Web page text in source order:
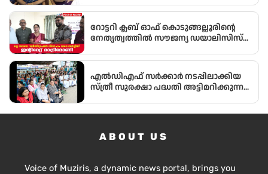
റോട്ടറി ക്ലബ് ഓഫ് കൊടുങ്ങല്ലൂരിന്റെ
നേതൃത്വത്തിൽ സൗജന്യ ഡയാലിസിസ്
എൽഡിഎഫ് സർക്കാർ നടപ്പിലാക്കിയ
സ്ത്രീ സുരക്ഷാ പദ്ധതി അട്ടിമറിക്കുന്ന
നേതൃത്വത്തിൽ സ്ത്രീ സുരക്ഷാ സംഗമം
നടത്തി.
ABOUT US
Voice of Muziris, a dynamic news portal, brings you